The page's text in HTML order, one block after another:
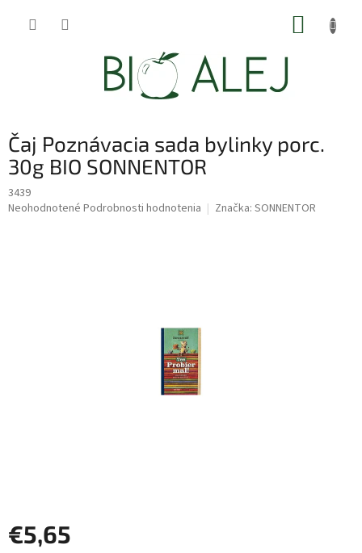
Čaj Poznávacia sada bylinky porc.
30g BIO SONNENTOR
3439
Priemerné
Neohodnotené Podrobnosti hodnotenia Značka: SONNENTOR
€5,65